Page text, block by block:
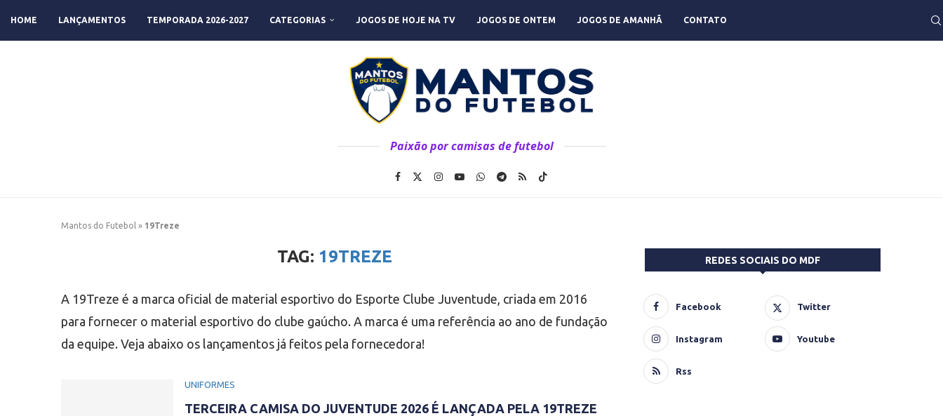
HOME LANÇAMENTOS TEMPORADA 2026-2027 CATEGORIAS JOGOS DE HOJE NA TV JOGOS DE ONTEM JOGOS DE AMANHÃ CONTATO
Paixão por camisas de futebol
Mantos do Futebol » 19Treze
TAG: 19TREZE
A 19Treze é a marca oficial de material esportivo do Esporte Clube Juventude, criada em 2016
para fornecer o material esportivo do clube gaúcho. A marca é uma referência ao ano de fundação
da equipe. Veja abaixo os lançamentos já feitos pela fornecedora!
UNIFORMES
TERCEIRA CAMISA DO JUVENTUDE 2026 É LANÇADA PELA 19TREZE
REDES SOCIAIS DO MDF
Facebook Twitter
Instagram Youtube
Rss